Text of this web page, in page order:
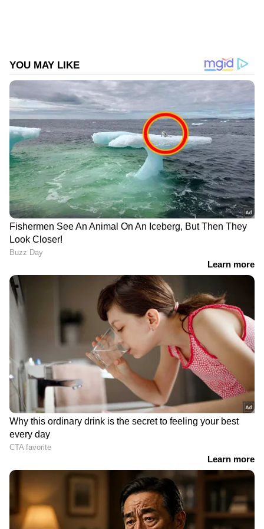
പൊതുമരാമത്ത് വകുപ്പിന്റേതെന്ന്
കോർപറേഷൻ
DOWNLOAD APP
കേരളത്തിലെ എല്ലാ വാർത്തകൾ
അറിയാൻ എപ്പോഴും ഏഷ്യാനെറ്റ്
ന്യൂസ് വാർത്തകൾ.Malayalam News
തത്സമയ അപ്‌ഡേറ്റുകളും ആഴത്തിലുള്ള
വിശകലനവും സമഗ്രമായ റിപ്പോർട്ടിംഗും —
എല്ലാം ഒരൊറ്റ സ്ഥലത്ത്. ഏത് സമയത്തും,
എവിടെയും വിശ്വസനീയമായ വാർത്തകൾ
ലഭിക്കാൻAsianet News Malayalam